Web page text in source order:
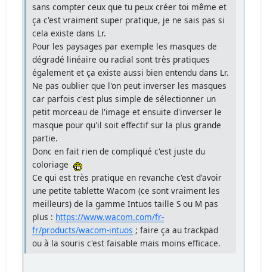
sans compter ceux que tu peux créer toi même et
ça c'est vraiment super pratique, je ne sais pas si
cela existe dans Lr.
Pour les paysages par exemple les masques de
dégradé linéaire ou radial sont très pratiques
également et ça existe aussi bien entendu dans Lr.
Ne pas oublier que l'on peut inverser les masques
car parfois c'est plus simple de sélectionner un
petit morceau de l'image et ensuite d'inverser le
masque pour qu'il soit effectif sur la plus grande
partie.
Donc en fait rien de compliqué c'est juste du
coloriage
Ce qui est très pratique en revanche c'est d'avoir
une petite tablette Wacom (ce sont vraiment les
meilleurs) de la gamme Intuos taille S ou M pas
plus : https://www.wacom.com/fr-
fr/products/wacom-intuos ; faire ça au trackpad
ou à la souris c'est faisable mais moins efficace.